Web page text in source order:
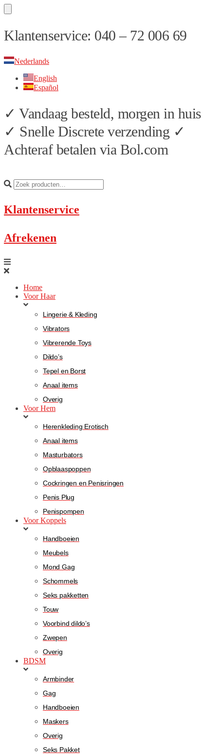
Skip
to
Skip
to
Klantenservice: 040 – 72 006 69
Nederlands
English
Español
✓ Vandaag besteld, morgen in huis
✓ Snelle Discrete verzending ✓
Achteraf betalen via Bol.com
Klantenservice
Afrekenen
Home
Voor Haar
Lingerie & Kleding
Vibrators
Vibrerende Toys
Dildo’s
Tepel en Borst
Anaal items
Overig
Voor Hem
Herenkleding Erotisch
Anaal items
Masturbators
Opblaaspoppen
Cockringen en Penisringen
Penis Plug
Penispompen
Voor Koppels
Handboeien
Meubels
Mond Gag
Schommels
Seks pakketten
Touw
Voorbind dildo’s
Zwepen
Overig
BDSM
Armbinder
Gag
Handboeien
Maskers
Overig
Seks Pakket